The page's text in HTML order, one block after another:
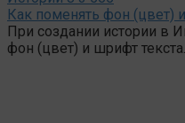
Как поменять фон (цвет)
При создании истории в
фон (цвет) и шрифт